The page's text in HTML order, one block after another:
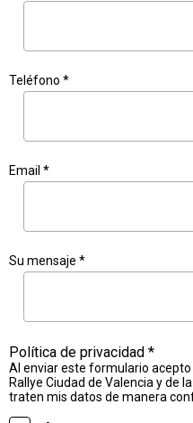
Teléfono *
Email *
Su mensaje *
Política de privacidad *
Al enviar este formulario acepto
Rallye Ciudad de Valencia y de
traten mis datos de manera